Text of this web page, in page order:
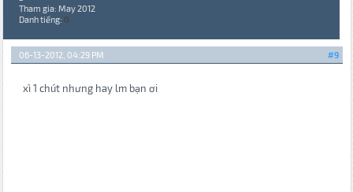
Tham gia: May 2012
Danh tiếng: 0
#9
06-13-2012, 04:29 PM
xì 1 chút nhưng hay lm bạn ơi